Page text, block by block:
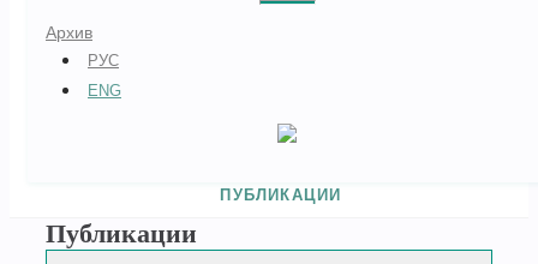
Архив
РУС
ENG
ПУБЛИКАЦИИ
Публикации